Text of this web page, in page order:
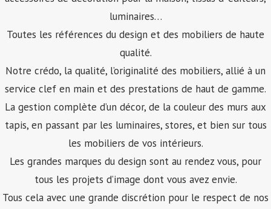
luminaires…
Toutes les références du design et des mobiliers de haute
qualité.
Notre crédo, la qualité, l’originalité des mobiliers, allié à un
service clef en main et des prestations de haut de gamme.
La gestion complète d’un décor, de la couleur des murs aux
tapis, en passant par les luminaires, stores, et bien sur tous
les mobiliers de vos intérieurs.
Les grandes marques du design sont au rendez vous, pour
tous les projets d’image dont vous avez envie.
Tous cela avec une grande discrétion pour le respect de nos